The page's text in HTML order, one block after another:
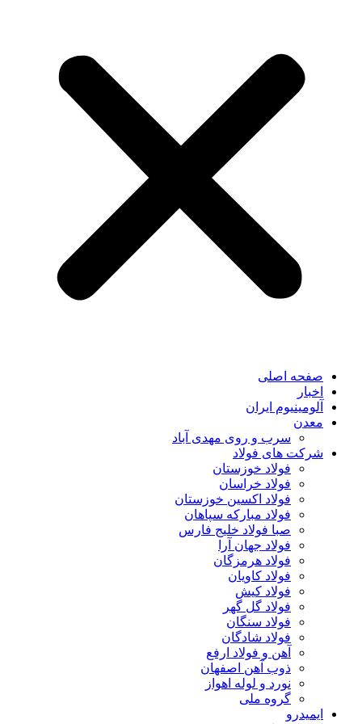
صفحه اصلی
اخبار
آلومینیوم ایران
معدن
سرب و روی مهدی آباد
شرکت های فولاد
فولاد خوزستان
فولاد خراسان
فولاد اکسین خوزستان
فولاد مبارکه سپاهان
صبا فولاد خلیج فارس
فولاد جهان آرا
فولاد هرمزگان
فولاد کاویان
فولاد کیش
فولاد گل گهر
فولاد سنگان
فولاد شادگان
آهن و فولاد ارفع
ذوب آهن اصفهان
نورد و لوله اهواز
گروه ملی
ایمیدرو